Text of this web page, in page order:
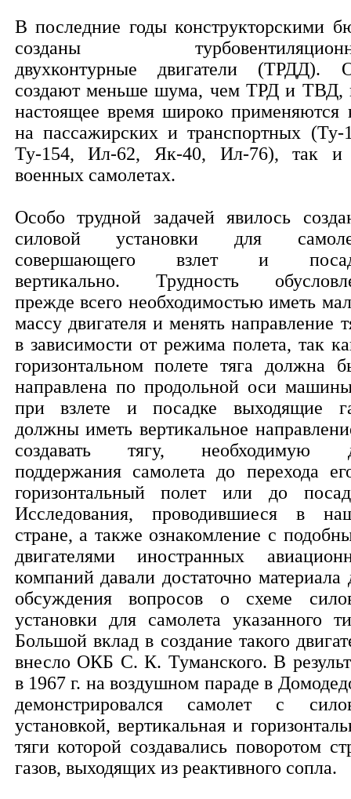
В последние годы конструкторскими
созданы
двухконтурные двигатели (ТРДД).
создают меньше шума, чем ТРД и ТВД,
настоящее время широко применяются
на пассажирских и транспортных (Ту-
Ту-154, Ил-62, Як-40, Ил-76), так и
военных самолетах.
Особо трудной задачей явилось
силовой установки для
совершающего взлет и
вертикально. Трудность
прежде всего необходимостью иметь
массу двигателя и менять направление
в зависимости от режима полета, так
горизонтальном полете тяга должна
направлена по продольной оси
при взлете и посадке выходящие
должны иметь вертикальное
создавать тягу, необходимую
поддержания самолета до перехода
горизонтальный полет или до
Исследования, проводившиеся в
стране, а также ознакомление с
двигателями иностранных
компаний давали достаточно материала
обсуждения вопросов о схеме
установки для самолета указанного
Большой вклад в создание такого
внесло ОКБ С. К. Туманского. В
в 1967 г. на воздушном параде в
демонстрировался самолет с
установкой, вертикальная и
тяги которой создавались поворотом
газов, выходящих из реактивного сопла.